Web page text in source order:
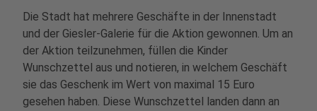
Die Stadt hat mehrere Geschäfte in der Innenstadt
und der Giesler-Galerie für die Aktion gewonnen. Um an
der Aktion teilzunehmen, füllen die Kinder
Wunschzettel aus und notieren, in welchem Geschäft
sie das Geschenk im Wert von maximal 15 Euro
gesehen haben. Diese Wunschzettel landen dann an